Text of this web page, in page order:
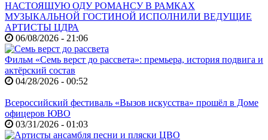
НАСТОЯЩУЮ ОДУ РОМАНСУ В РАМКАХ
МУЗЫКАЛЬНОЙ ГОСТИНОЙ ИСПОЛНИЛИ ВЕДУЩИЕ
АРТИСТЫ ЦДРА
06/08/2026 - 21:06
Фильм «Семь верст до рассвета»: премьера, история подвига и
актёрский состав
04/28/2026 - 00:52
Всероссийский фестиваль «Вызов искусства» прошёл в Доме
офицеров ЮВО
03/31/2026 - 01:03